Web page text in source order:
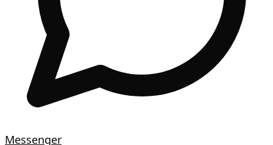
Messenger